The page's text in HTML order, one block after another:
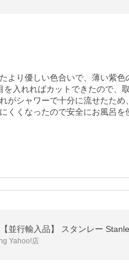
より優しい色合いで、薄い紫色
入れればカットできたので、
がシャワーで十分に流せたため
くくなったので安全にお風呂を
Yahoo!店